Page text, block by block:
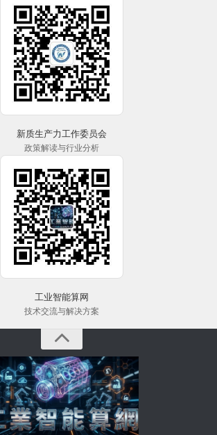
新质生产力工作委员会
政策解读与行业分析
工业智能算网
技术交流与解决方案